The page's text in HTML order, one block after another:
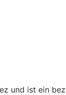
und ist ein